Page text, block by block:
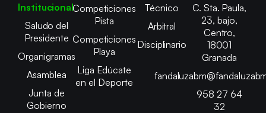
Institucional
Saludo del
Presidente
Organigramas
Asamblea
Junta de
Gobierno
Competiciones
Pista
Competiciones
Playa
Liga Edúcate
en el Deporte
Técnico
Arbitral
Disciplinario
C. Sta. Paula,
23, bajo,
Centro,
18001
Granada
958 27 64
32